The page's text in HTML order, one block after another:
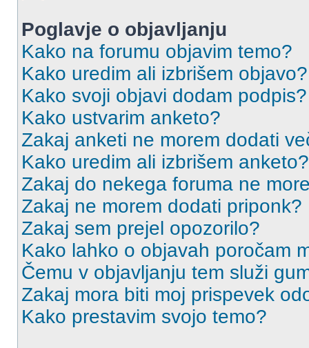
Poglavje o objavljanju
Kako na forumu objavim temo?
Kako uredim ali izbrišem objavo?
Kako svoji objavi dodam podpis?
Kako ustvarim anketo?
Zakaj anketi ne morem dodati
Kako uredim ali izbrišem anketo?
Zakaj do nekega foruma ne
Zakaj ne morem dodati priponk?
Zakaj sem prejel opozorilo?
Kako lahko o objavah poročam
Čemu v objavljanju tem služi
Zakaj mora biti moj prispevek
Kako prestavim svojo temo?